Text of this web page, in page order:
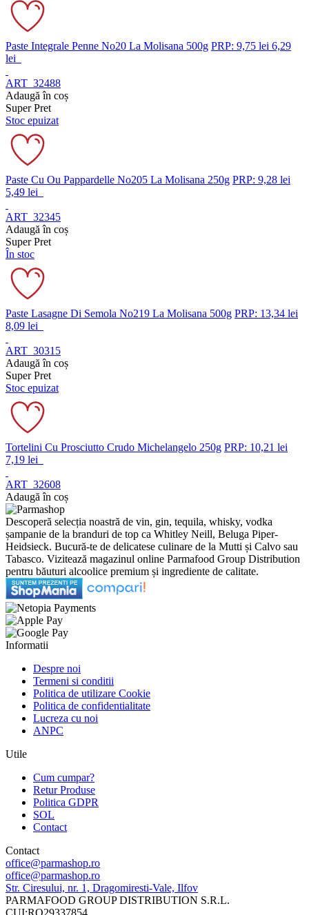
Paste Integrale Penne No20 La Molisana 500g PRP: 9,75 lei 6,29
lei
ART_32488
Adaugă în coș
Super Pret
Stoc epuizat
Paste Cu Ou Pappardelle No205 La Molisana 250g PRP: 9,28 lei
5,49 lei
ART_32345
Adaugă în coș
Super Pret
În stoc
Paste Lasagne Di Semola No219 La Molisana 500g PRP: 13,34 lei
8,09 lei
ART_30315
Adaugă în coș
Super Pret
Stoc epuizat
Tortelini Cu Prosciutto Crudo Michelangelo 250g PRP: 10,21 lei
7,19 lei
ART_32608
Adaugă în coș
Descoperă selecția noastră de vin, gin, tequila, whisky, vodka
șampanie de la branduri de top ca Whitley Neill, Beluga Piper-
Heidsieck. Bucură-te de delicatese culinare de la Mutti și Calvo sau
Tabasco. Vizitează magazinul online Parmafood Group Distribution
pentru băuturi alcoolice premium și ingrediente de calitate.
Informatii
Despre noi
Termeni si conditii
Politica de utilizare Cookie
Politica de confidentialitate
Lucreza cu noi
ANPC
Utile
Cum cumpar?
Retur Produse
Politica GDPR
SOL
Contact
Contact
office@parmashop.ro
office@parmashop.ro
Str. Ciresului, nr. 1, Dragomiresti-Vale, Ilfov
PARMAFOOD GROUP DISTRIBUTION S.R.L.